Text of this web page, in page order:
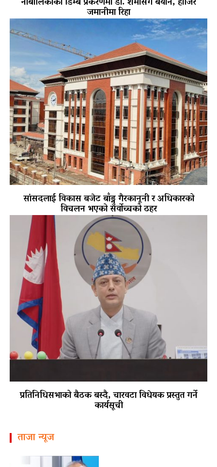
जमानीमा रिहा
सांसदलाई विकास बजेट बाँड्नु गैरकानूनी र अधिकारको
विचलन भएको सर्वोच्चको ठहर
प्रतिनिधिसभाको बैठक बस्दै, चारवटा विधेयक प्रस्तुत गर्ने
कार्यसूची
ताजा न्यूज